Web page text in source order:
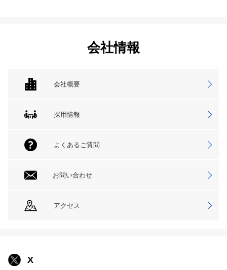
会社情報
会社概要
採用情報
よくあるご質問
お問い合わせ
アクセス
X